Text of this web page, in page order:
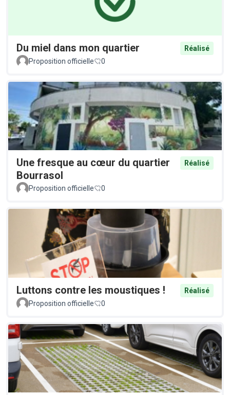
Du miel dans mon quartier
Réalisé
Proposition officielle
0
Une fresque au cœur du quartier
Bourrasol
Réalisé
Proposition officielle 0
Luttons contre les moustiques !
Réalisé
Proposition officielle
0